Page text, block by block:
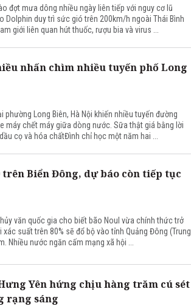
đợt mưa dông nhiều ngày liên tiếp với nguy cơ lũ
Dolphin duy trì sức gió trên 200km/h ngoài Thái Bình
giới liên quan hút thuốc, rượu bia và virus ...
nhấn chìm nhiều tuyến phố Long
phường Long Biên, Hà Nội khiến nhiều tuyến đường
máy chết máy giữa dòng nước. Sữa thật giá bằng lời
cọ và hóa chấtĐình chỉ học một năm hai ...
trên Biển Đông, dự báo còn tiếp tục
văn quốc gia cho biết bão Noul vừa chính thức trở
suất trên 80% sẽ đổ bộ vào tỉnh Quảng Đông (Trung
Nhiều nước ngăn cấm mạng xã hội ...
Yên hứng chịu hàng trăm cú sét
rạng sáng